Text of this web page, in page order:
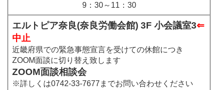
9：30～11：30
エルトピア奈良(奈良労働会館) 3F 小会議室3⇐
中止
近畿府県での緊急事態宣言を受けての休館につき
ZOOM面談に切り替え致します
ZOOM面談相談会
※詳しくは0742-33-7677までお問い合わせください